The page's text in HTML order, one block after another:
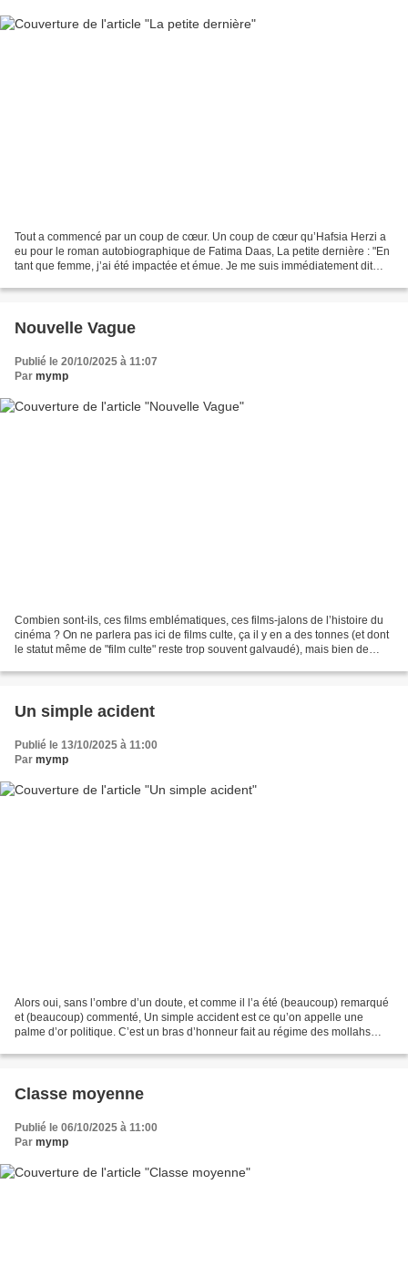
Tout a commencé par un coup de cœur. Un coup de cœur qu’Hafsia Herzi a
eu pour le roman autobiographique de Fatima Daas, La petite dernière : "En
tant que femme, j’ai été impactée et émue. Je me suis immédiatement dit
Nouvelle Vague
Publié le 20/10/2025 à 11:07
Par mymp
Combien sont-ils, ces films emblématiques, ces films-jalons de l’histoire du
cinéma ? On ne parlera pas ici de films culte, ça il y en a des tonnes (et dont
le statut même de "film culte" reste trop souvent galvaudé), mais bien de
Un simple acident
Publié le 13/10/2025 à 11:00
Par mymp
Alors oui, sans l’ombre d’un doute, et comme il l’a été (beaucoup) remarqué
et (beaucoup) commenté, Un simple accident est ce qu’on appelle une
palme d’or politique. C’est un bras d’honneur fait au régime des mollahs
Classe moyenne
Publié le 06/10/2025 à 11:00
Par mymp